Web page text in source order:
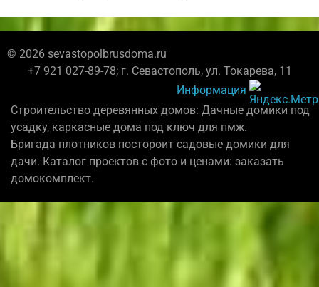
© 2026 sevastopolbrusdoma.ru
+7 921 027-89-78; г. Севастополь, ул. Токарева, 11
Информация
Строительство деревянных домов: Дачные домики под
усадку, каркасные дома под ключ для пмж.
Бригада плотников постороит садовые домики для
дачи. Каталог проектов с фото и ценами: заказать
домокомплект.